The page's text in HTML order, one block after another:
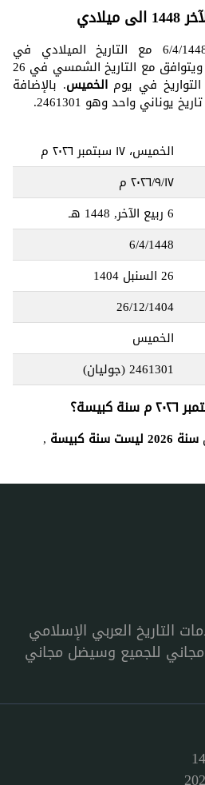
. ويتوافق مع التاريخ الشمسي في 26
الخميس. بالإضافة
واحد وهو 2461301.
الخميس، ١٧ سبتمبر ٢٠٢٦ م
١٧‏/٩‏/٢٠٢٦ م
6 ربيع الآخر, 1448 هـ
6/4/1448
26 السنبل 1404
26/12/1404
الخميس
2461301(جوليان)
سنة 2026 ليست سنة كبيسة ,
التاريخ العربي الإسلامي
مجاني للجميع وسيضل مجاني